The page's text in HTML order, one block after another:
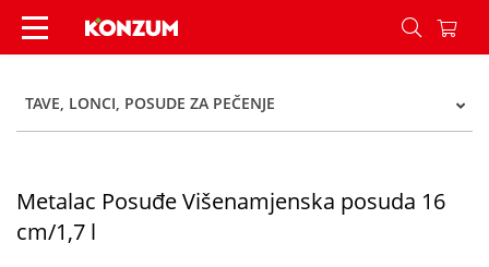
Metalac Posuđe Višenamjenska posuda 16 cm/
TAVE, LONCI, POSUDE ZA PEČENJE
Metalac Posuđe Višenamjenska posuda 16
cm/1,7 l